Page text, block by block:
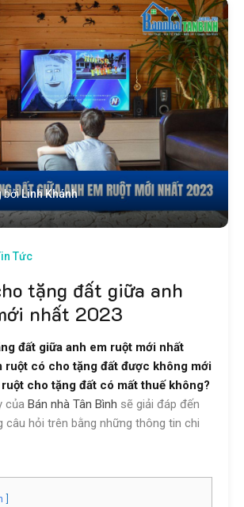
bởiLinh Khánh
Tức
tặng đất giữa anh
nhất 2023
đất giữa anh em ruột mới nhất
ruột có cho tặng đất được không mới
cho tặng đất có mất thuế không?
của Bán nhà Tân Bình sẽ giải đáp đến
câu hỏi trên bằng những thông tin chi